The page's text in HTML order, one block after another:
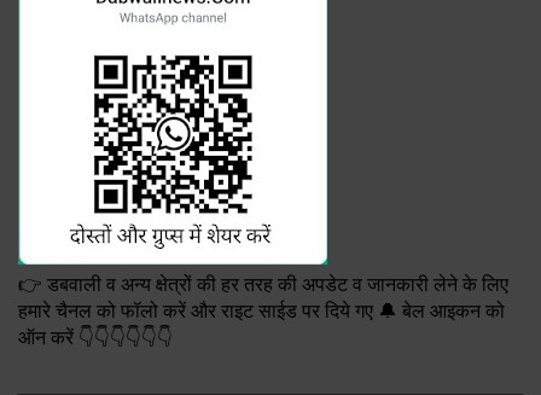
👉 डबवाली व अन्य क्षेत्रों की हर तरह की अपडेट व जानकारी लेने के लिए
हमारे चैनल को फॉलो करें और राइट साईड पर दिये गए 🔔 बेल आइकन को
ऑन करें 👇👇👇👇👇👇